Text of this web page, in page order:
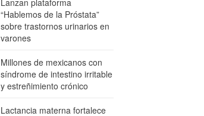
Lanzan plataforma
“Hablemos de la Próstata”
sobre trastornos urinarios en
varones
Millones de mexicanos con
síndrome de intestino irritable
y estreñimiento crónico
Lactancia materna fortalece